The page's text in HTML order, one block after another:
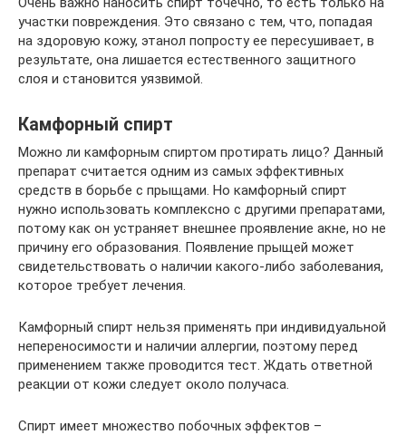
участки повреждения. Это связано с тем, что, попадая
на здоровую кожу, этанол попросту ее пересушивает, в
результате, она лишается естественного защитного
слоя и становится уязвимой.
Камфорный спирт
Можно ли камфорным спиртом протирать лицо? Данный
препарат считается одним из самых эффективных
средств в борьбе с прыщами. Но камфорный спирт
нужно использовать комплексно с другими препаратами,
потому как он устраняет внешнее проявление акне, но не
причину его образования. Появление прыщей может
свидетельствовать о наличии какого-либо заболевания,
которое требует лечения.
Камфорный спирт нельзя применять при индивидуальной
непереносимости и наличии аллергии, поэтому перед
применением также проводится тест. Ждать ответной
реакции от кожи следует около получаса.
Спирт имеет множество побочных эффектов –